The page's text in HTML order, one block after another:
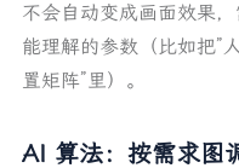
不会自动变成画面效果
能理解的参数（比如把”
置矩阵”里）。
AI 算法：按需求图